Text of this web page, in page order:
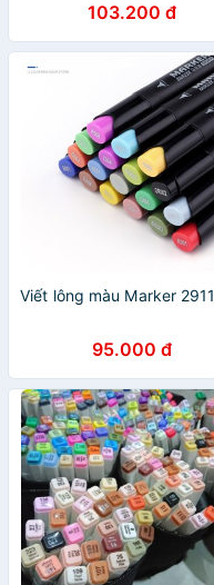
103.200 đ
Viết lông màu Marker 2911
95.000 đ